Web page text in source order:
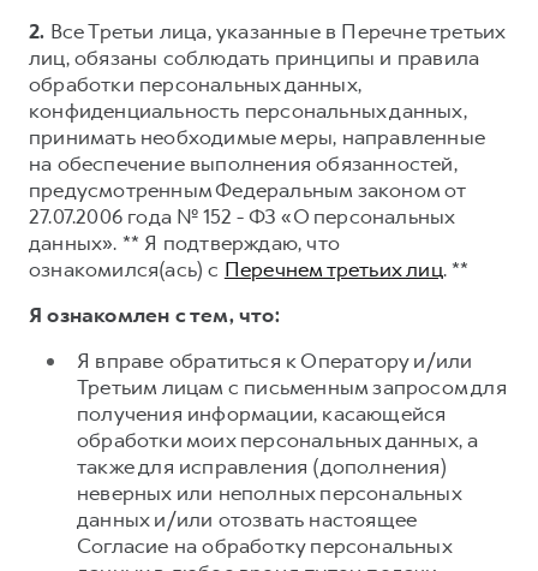
2. Все Третьи лица, указанные в Перечне третьих
лиц, обязаны соблюдать принципы и правила
обработки персональных данных,
конфиденциальность персональных данных,
принимать необходимые меры, направленные
на обеспечение выполнения обязанностей,
предусмотренным Федеральным законом от
27.07.2006 года № 152 - ФЗ «О персональных
данных». ** Я подтверждаю, что
ознакомился(ась) с Перечнем третьих лиц. **
Я ознакомлен с тем, что:
Я вправе обратиться к Оператору и/или
Третьим лицам с письменным запросом для
получения информации, касающейся
обработки моих персональных данных, а
также для исправления (дополнения)
неверных или неполных персональных
данных и/или отозвать настоящее
Согласие на обработку персональных